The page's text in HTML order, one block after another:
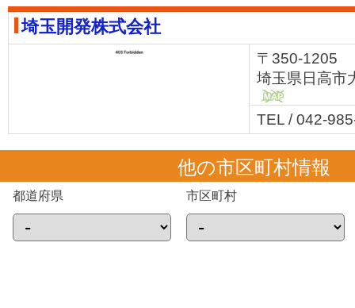
埼玉開発株式会社
〒350-1205
埼玉県日高市
MAP
TEL / 042-
他の市区町村情報
都道府県 市区町村